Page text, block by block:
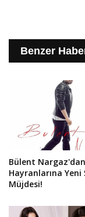
Benzer
Bülent Nargaz'dan
Hayranlarına Yeni
Müjdesi!